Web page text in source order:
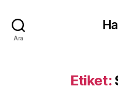
Ara
Etiket: